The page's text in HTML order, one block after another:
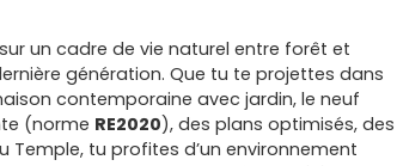
un cadre de vie naturel entre forêt et
génération. Que tu te projettes dans
contemporaine avec jardin, le neuf
(norme RE2020), des plans optimisés, des
tu profites d’un environnement